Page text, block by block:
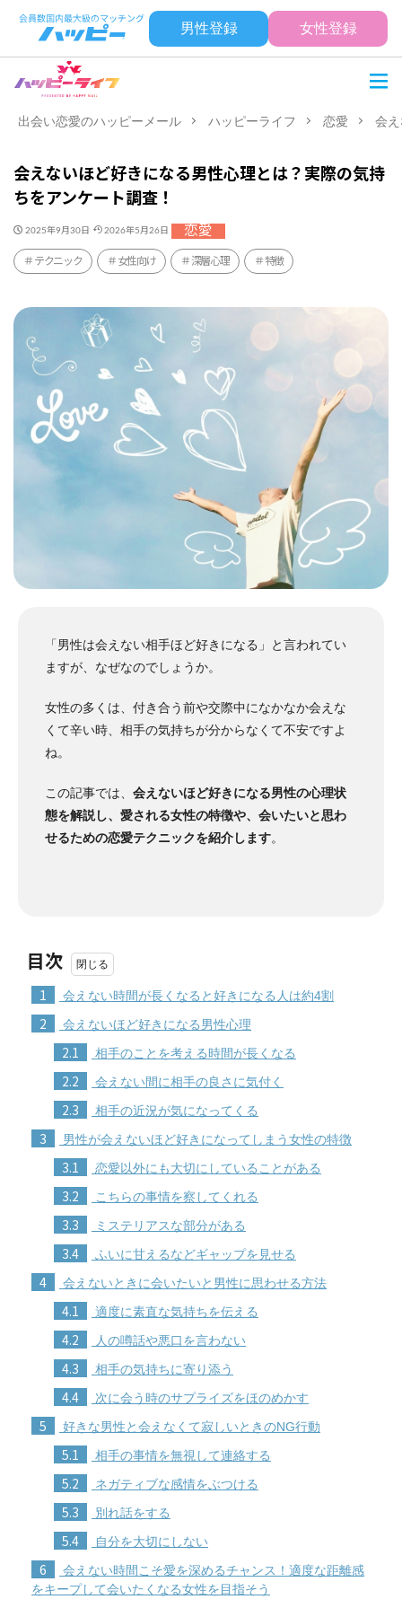
男性登録 女性登録
出会い恋愛のハッピーメール ハッピーライフ 恋愛 会
会えないほど好きになる男性心理とは？実際の気持
ちをアンケート調査！
2025年9月30日 2026年5月26日 恋愛
テクニック 女性向け 深層心理 特徴
「男性は会えない相手ほど好きになる」と言われてい
ますが、なぜなのでしょうか。
女性の多くは、付き合う前や交際中になかなか会えな
くて辛い時、相手の気持ちが分からなくて不安ですよ
ね。
この記事では、 会えないほど好きになる男性の心理状
態を解説し、愛される女性の特徴や、会いたいと思わ
せるための恋愛テクニックを紹介します。
目次
1 会えない時間が長くなると好きになる人は約4割
2 会えないほど好きになる男性心理
2.1 相手のことを考える時間が長くなる
2.2 会えない間に相手の良さに気付く
2.3 相手の近況が気になってくる
3 男性が会えないほど好きになってしまう女性の特徴
3.1 恋愛以外にも大切にしていることがある
3.2 こちらの事情を察してくれる
3.3 ミステリアスな部分がある
3.4 ふいに甘えるなどギャップを見せる
4 会えないときに会いたいと男性に思わせる方法
4.1 適度に素直な気持ちを伝える
4.2 人の噂話や悪口を言わない
4.3 相手の気持ちに寄り添う
4.4 次に会う時のサプライズをほのめかす
5 好きな男性と会えなくて寂しいときのNG行動
5.1 相手の事情を無視して連絡する
5.2 ネガティブな感情をぶつける
5.3 別れ話をする
5.4 自分を大切にしない
6
会えない時間こそ愛を深めるチャンス！適度な距離感
をキープして会いたくなる女性を目指そう